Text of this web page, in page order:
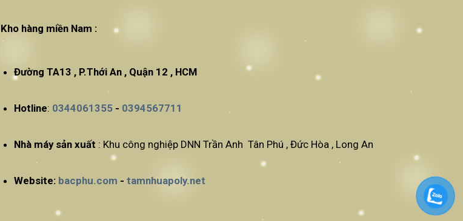
Kho hàng miền Nam :
Đường TA13 , P.Thới An , Quận 12 , HCM
Hotline: 0344061355- 0394567711
Nhà máy sản xuất : Khu công nghiệp DNN Trần Anh Tân Phú , Đức Hòa , Long An
Website: bacphu.com - tamnhuapoly.net